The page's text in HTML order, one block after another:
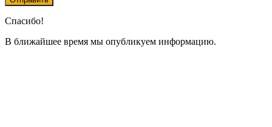
Спасибо!
В ближайшее время мы опубликуем информацию.